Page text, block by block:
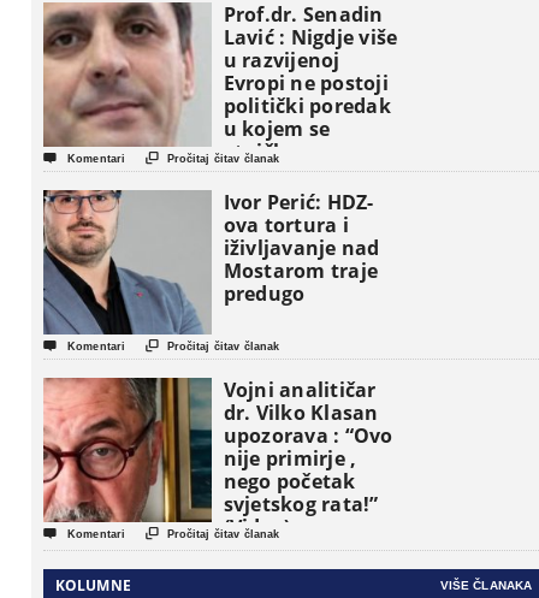
Prof.dr. Senadin
Lavić : Nigdje više
u razvijenoj
Evropi ne postoji
politički poredak
u kojem se
etničke grupe
pojavljuju kao
osnovne
političke jedinice
 Komentari  Pročitaj čitav članak
Ivor Perić: HDZ-
ova tortura i
iživljavanje nad
Mostarom traje
predugo
 Komentari  Pročitaj čitav članak
Vojni analitičar
dr. Vilko Klasan
upozorava : “Ovo
nije primirje ,
nego početak
svjetskog rata!”
(Video)
 Komentari  Pročitaj čitav članak
KOLUMNE VIŠE ČLANAKA